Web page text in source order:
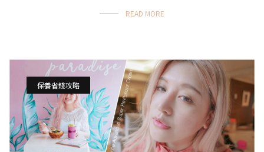
READ MORE
保養省錢攻略